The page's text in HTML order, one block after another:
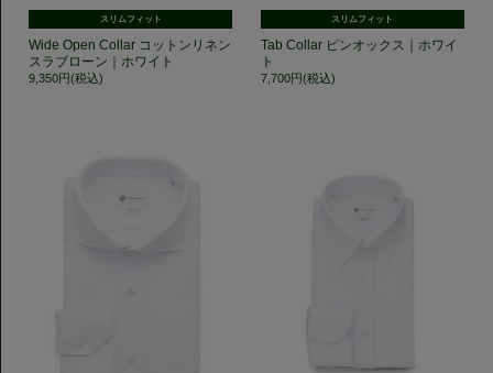
スリムフィット
Wide Open Collar コットンリネン
スラブローン｜ホワイト
9,350円(税込)
スリムフィット
Tab Collar ピンオックス｜ホワイ
ト
7,700円(税込)